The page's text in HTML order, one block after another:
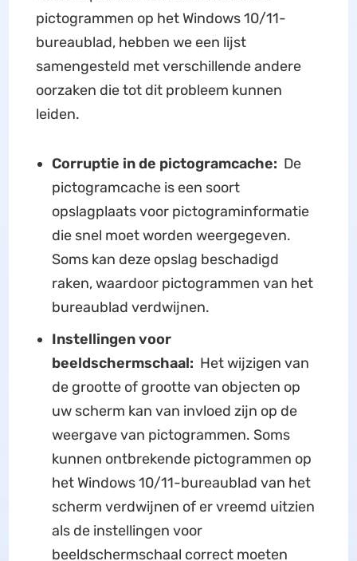
pictogrammen op het Windows 10/11-
bureaublad, hebben we een lijst
samengesteld met verschillende andere
oorzaken die tot dit probleem kunnen
leiden.
Corruptie in de pictogramcache: De
pictogramcache is een soort
opslagplaats voor pictograminformatie
die snel moet worden weergegeven.
Soms kan deze opslag beschadigd
raken, waardoor pictogrammen van het
bureaublad verdwijnen.
Instellingen voor
beeldschermschaal: Het wijzigen van
de grootte of grootte van objecten op
uw scherm kan van invloed zijn op de
weergave van pictogrammen. Soms
kunnen ontbrekende pictogrammen op
het Windows 10/11-bureaublad van het
scherm verdwijnen of er vreemd uitzien
als de instellingen voor
beeldschermschaal correct moeten